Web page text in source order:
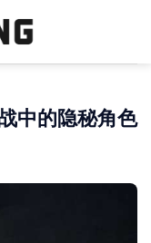
中的隐秘角色